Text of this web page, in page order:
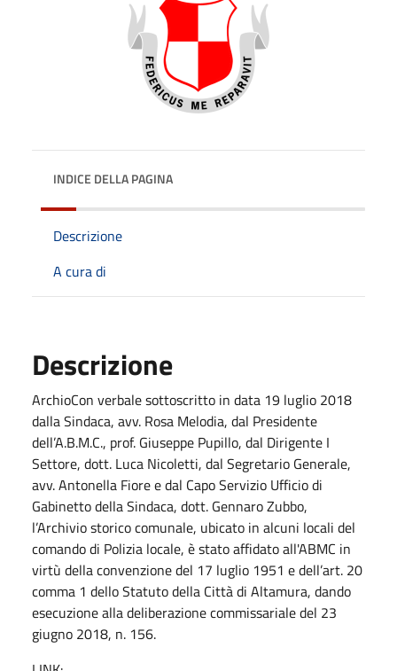
INDICE DELLA PAGINA
Descrizione
A cura di
Descrizione
ArchioCon verbale sottoscritto in data 19 luglio 2018
dalla Sindaca, avv. Rosa Melodia, dal Presidente
dell’A.B.M.C., prof. Giuseppe Pupillo, dal Dirigente I
Settore, dott. Luca Nicoletti, dal Segretario Generale,
avv. Antonella Fiore e dal Capo Servizio Ufficio di
Gabinetto della Sindaca, dott. Gennaro Zubbo,
l’Archivio storico comunale, ubicato in alcuni locali del
comando di Polizia locale, è stato affidato all'ABMC in
virtù della convenzione del 17 luglio 1951 e dell’art. 20
comma 1 dello Statuto della Città di Altamura, dando
esecuzione alla deliberazione commissariale del 23
giugno 2018, n. 156.